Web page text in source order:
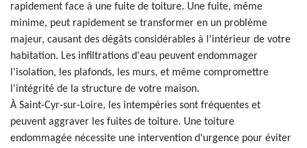
rapidement face à une fuite de toiture. Une fuite, même
minime, peut rapidement se transformer en un problème
majeur, causant des dégâts considérables à l'intérieur de votre
habitation. Les infiltrations d'eau peuvent endommager
l'isolation, les plafonds, les murs, et même compromettre
l'intégrité de la structure de votre maison.
À Saint-Cyr-sur-Loire, les intempéries sont fréquentes et
peuvent aggraver les fuites de toiture. Une toiture
endommagée nécessite une intervention d'urgence pour éviter